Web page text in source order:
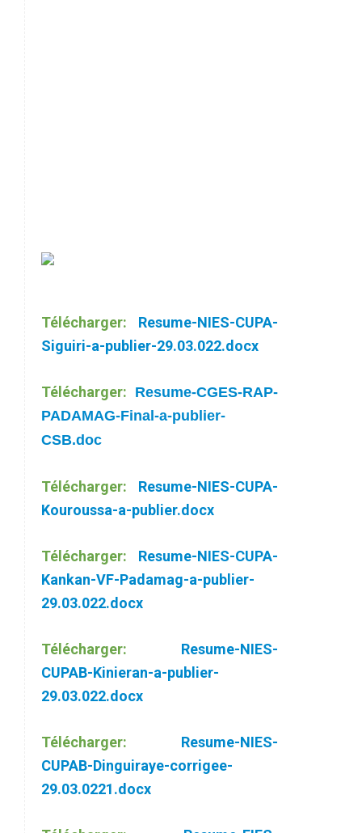
Télécharger:
Resume-NIES-CUPA-
Siguiri-a-publier-29.03.022.docx
Télécharger: Resume-CGES-RAP-
PADAMAG-Final-a-publier-
CSB.doc
Télécharger:
Resume-NIES-CUPA-
Kouroussa-a-publier.docx
Télécharger:
Resume-NIES-CUPA-
Kankan-VF-Padamag-a-publier-
29.03.022.docx
Télécharger:
Resume-NIES-
CUPAB-Kinieran-a-publier-
29.03.022.docx
Télécharger:
Resume-NIES-
CUPAB-Dinguiraye-corrigee-
29.03.0221.docx